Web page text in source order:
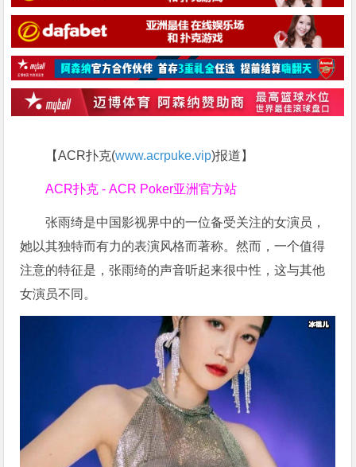
【ACR扑克(www.acrpuke.vip)报道】
ACR扑克 - ACR Poker亚洲官方站
张雨绮是中国影视界中的一位备受关注的女演员，
她以其独特而有力的表演风格而著称。然而，一个值得
注意的特征是，张雨绮的声音听起来很中性，这与其他
女演员不同。